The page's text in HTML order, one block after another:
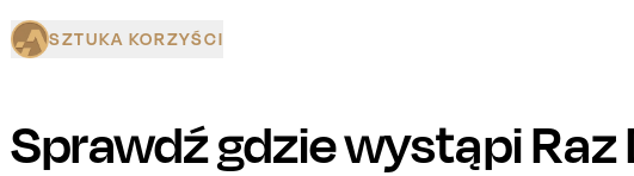
SZTUKA KORZYŚCI
Sprawdź gdzie wystąpiRaz